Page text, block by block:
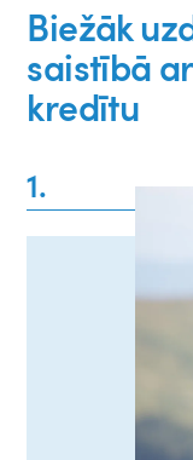
Biežāk
saistībā
kredītu
1.